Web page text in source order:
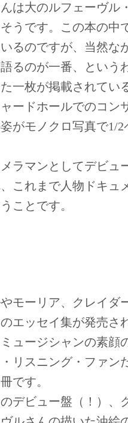
は大のルフェーヴル
うです。この本の中
るのですが、当然な
るのが一番、という
一枚が掲載されてい
ードホールでのコン
がモノクロ写真で1/2
ラマンとしてデビュ
これまで人物ドキュ
ことです。
モーリア、クレイダ
エッセイ集が発売さ
ュージシャンの素顔
リスニング・ファン
です。
デビュー盤（！）、